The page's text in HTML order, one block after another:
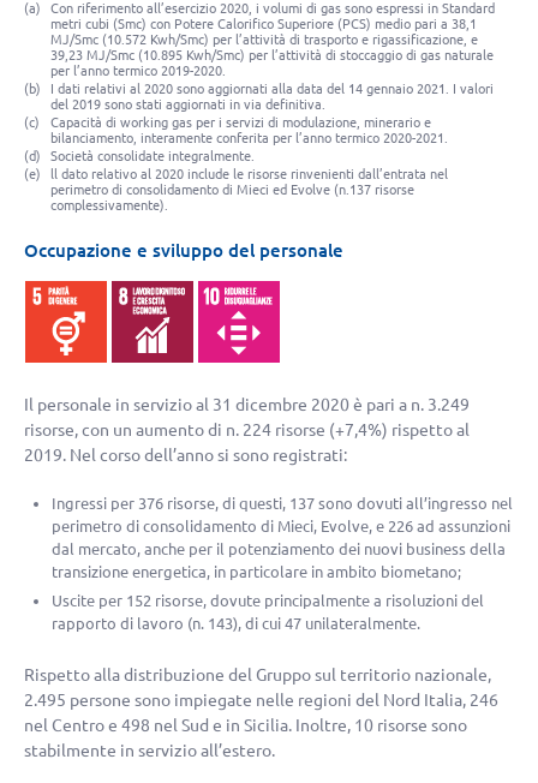
(a)
Con riferimento all’esercizio 2020, i volumi di gas sono espressi in Standard
metri cubi (Smc) con Potere Calorifico Superiore (PCS) medio pari a 38,1
MJ/Smc (10.572 Kwh/Smc) per l’attività di trasporto e rigassificazione, e
39,23 MJ/Smc (10.895 Kwh/Smc) per l’attività di stoccaggio di gas naturale
per l’anno termico 2019-2020.
(b)
I dati relativi al 2020 sono aggiornati alla data del 14 gennaio 2021. I valori
del 2019 sono stati aggiornati in via definitiva.
(c)
Capacità di working gas per i servizi di modulazione, minerario e
bilanciamento, interamente conferita per l’anno termico 2020-2021.
(d)
Società consolidate integralmente.
(e)
ll dato relativo al 2020 include le risorse rinvenienti dall’entrata nel
perimetro di consolidamento di Mieci ed Evolve (n.137 risorse
complessivamente).
Occupazione e sviluppo del personale
Il personale in servizio al 31 dicembre 2020 è pari a n. 3.249
risorse, con un aumento di n. 224 risorse (+7,4%) rispetto al
2019. Nel corso dell’anno si sono registrati:
Ingressi per 376 risorse, di questi, 137 sono dovuti all’ingresso nel
perimetro di consolidamento di Mieci, Evolve, e 226 ad assunzioni
dal mercato, anche per il potenziamento dei nuovi business della
transizione energetica, in particolare in ambito biometano;
Uscite per 152 risorse, dovute principalmente a risoluzioni del
rapporto di lavoro (n. 143), di cui 47 unilateralmente.
Rispetto alla distribuzione del Gruppo sul territorio nazionale,
2.495 persone sono impiegate nelle regioni del Nord Italia, 246
nel Centro e 498 nel Sud e in Sicilia. Inoltre, 10 risorse sono
stabilmente in servizio all’estero.